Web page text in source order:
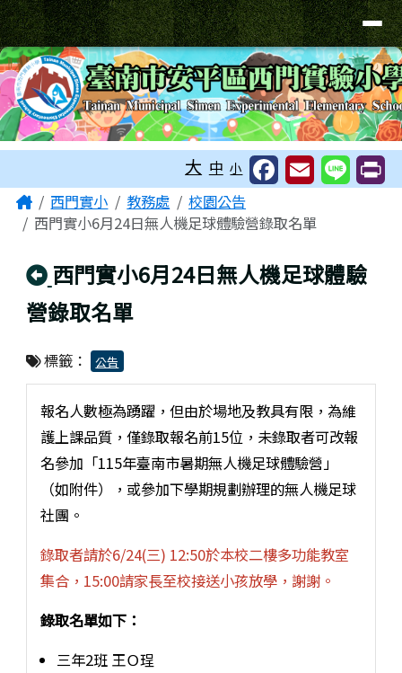
跳至主內容區
臺南市安平區西門實驗小學
導覽列
大 中 小
主內容區域
Home西門實小 教務處
校園公告
西門實小6月24日無人機足球體驗營錄取名單
回上頁
西門實小6月24日無人機足球體驗
營錄取名單
標籤： 公告
報名人數極為踴躍，但由於場地及教具有限，為維
護上課品質，僅錄取報名前15位，未錄取者可改報
名參加「115年臺南市暑期無人機足球體驗營」
（如附件），或參加下學期規劃辦理的無人機足球
社團。
錄取者請於6/24(三) 12:50於本校二樓多功能教室
集合，15:00請家長至校接送小孩放學，謝謝。
錄取名單如下：
三年2班 王Ｏ珵
頁尾區域